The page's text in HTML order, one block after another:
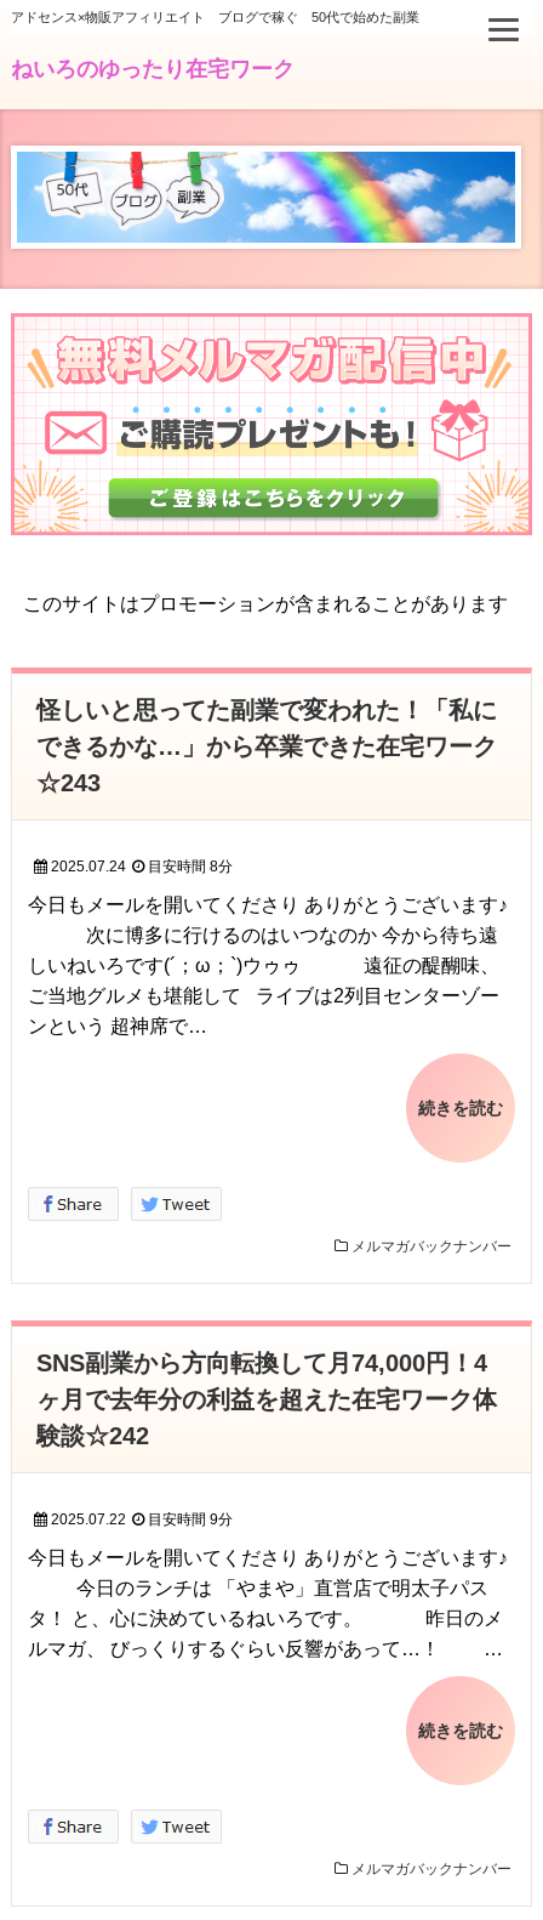
アドセンス×物販アフィリエイト ブログで稼ぐ 50代で始めた副業
ねいろのゆったり在宅ワーク
このサイトはプロモーションが含まれることがあります
怪しいと思ってた副業で変われた！「私に
できるかな…」から卒業できた在宅ワーク
☆243
2025.07.24 目安時間 8分
今日もメールを開いてくださり ありがとうございます♪
次に博多に行けるのはいつなのか 今から待ち遠
しいねいろです(´；ω；`)ウゥゥ 遠征の醍醐味、
ご当地グルメも堪能して ライブは2列目センターゾー
ンという 超神席で…
続きを読む
メルマガバックナンバー
SNS副業から方向転換して月74,000円！4
ヶ月で去年分の利益を超えた在宅ワーク体
験談☆242
2025.07.22 目安時間 9分
今日もメールを開いてくださり ありがとうございます♪
今日のランチは 「やまや」直営店で明太子パス
タ！ と、心に決めているねいろです。 昨日のメ
ルマガ、 びっくりするぐらい反響があって…！ …
続きを読む
メルマガバックナンバー